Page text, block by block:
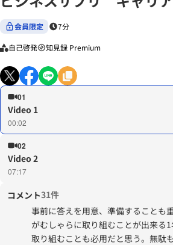
会員限定 7分
自己啓発 知見録 Premium
01
Video 1
00:02
02
Video 2
07:17
コメント31件
事前に答えを用意、準備することも
がむしゃらに取り組むことが出来る
取り組むことも必用だと思う。無駄